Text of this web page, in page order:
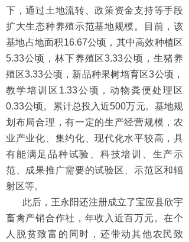
下，通过土地流转、政策资金支持等手段
扩大生态种养殖示范基地规模。目前，该
基地占地面积16.67公顷，其中高效种植区
5.33公顷，林下养殖区3.33公顷，生猪养
殖区3.33公顷，新品种果树培育区3公顷，
教学培训区1.33公顷，动物粪便处理区
0.33公顷。累计总投入近500万元。基地规
划布局合理，有一定的生产经营规模，农
业产业化、集约化、现代化水平较高，具
有能满足品种试验、科技培训、生产示
范、成果推广需要的试验区、示范区和辐
射区等。
此后，王永阳还注册成立了宝应县欣宇
畜禽产销合作社，年收入近百万元。在个
人脱贫致富的同时，还带动其他农民致